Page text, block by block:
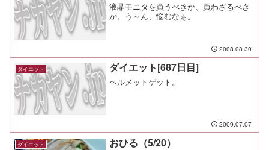
液晶モニタを買うべきか、買わざるべき
か。う～ん、悩むなぁ。
2008.08.30
ダイエット ダイエット[687日目]
ヘルメットゲット。
2009.07.07
ダイエット おひる（5/20）